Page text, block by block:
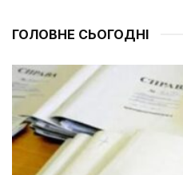
ГОЛОВНЕ СЬОГОДНІ